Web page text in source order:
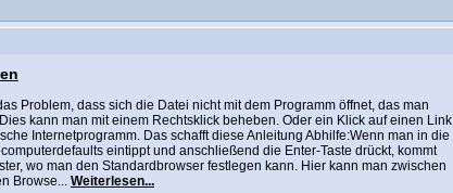
Problem, dass sich die Datei nicht mit dem Programm öffnet, das man
kann man mit einem Rechtsklick beheben. Oder ein Klick auf einen Link
Internetprogramm. Das schafft diese Anleitung Abhilfe:Wenn man in die
eintippt und anschließend die Enter-Taste drückt, kommt
wo man den Standardbrowser festlegen kann. Hier kann man zwischen
Browse... Weiterlesen...